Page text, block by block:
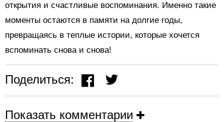
открытия и счастливые воспоминания. Именно такие
моменты остаются в памяти на долгие годы,
превращаясь в теплые истории, которые хочется
вспоминать снова и снова!
Поделиться:
Показать комментарии